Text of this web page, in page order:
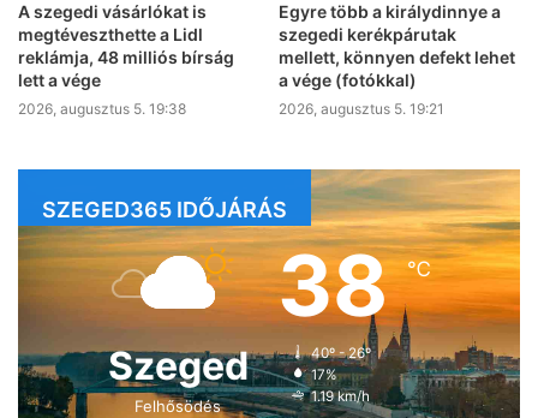
A szegedi vásárlókat is
megtéveszthette a Lidl
reklámja, 48 milliós bírság
lett a vége
2026, augusztus 5. 19:38
Egyre több a királydinnye a
szegedi kerékpárutak
mellett, könnyen defekt lehet
a vége (fotókkal)
2026, augusztus 5. 19:21
SZEGED365 IDŐJÁRÁS
Szeged
Felhősödés
38℃
40º - 26º
17%
1.19 km/h